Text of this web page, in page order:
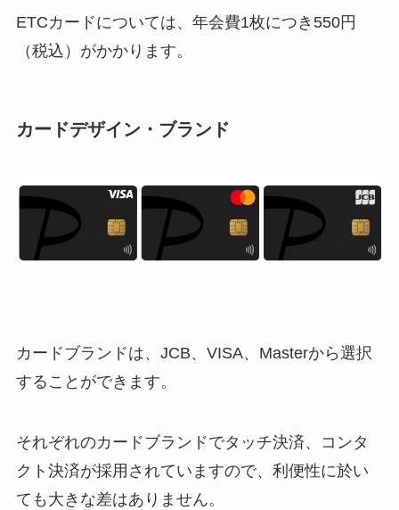
ETCカードについては、年会費1枚につき550円
（税込）がかかります。
カードデザイン・ブランド
カードブランドは、JCB、VISA、Masterから選択
することができます。
それぞれのカードブランドでタッチ決済、コンタ
クト決済が採用されていますので、利便性に於い
ても大きな差はありません。